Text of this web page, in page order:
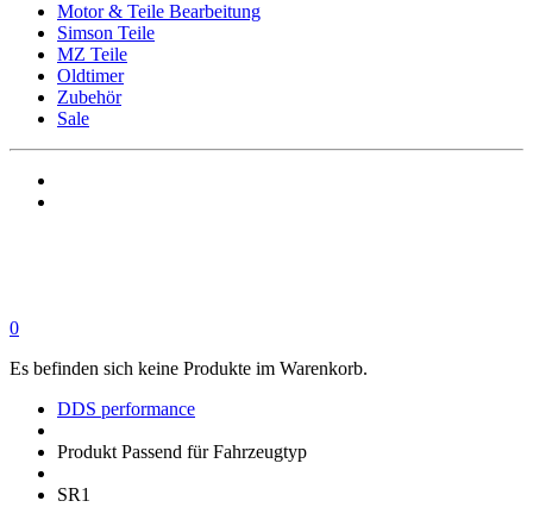
Motor & Teile Bearbeitung
Simson Teile
MZ Teile
Oldtimer
Zubehör
Sale
0
Es befinden sich keine Produkte im Warenkorb.
DDS performance
Produkt Passend für Fahrzeugtyp
SR1